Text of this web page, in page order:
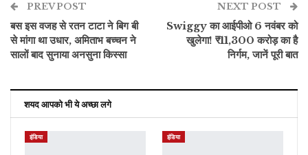
ईमेल
PREV POST
बस इस वजह से रतन टाटा ने बिग बी
से मांगा था उधार, अमिताभ बच्चन ने
सालों बाद सुनाया अनसुना किस्सा
NEXT POST
Swiggy का आईपीओ 6 नवंबर को
खुलेगा! ₹11,300 करोड़ का है
निर्गम, जानें पूरी बात
शयद आपको भी ये अच्छा लगे
इंडिया इंडिया